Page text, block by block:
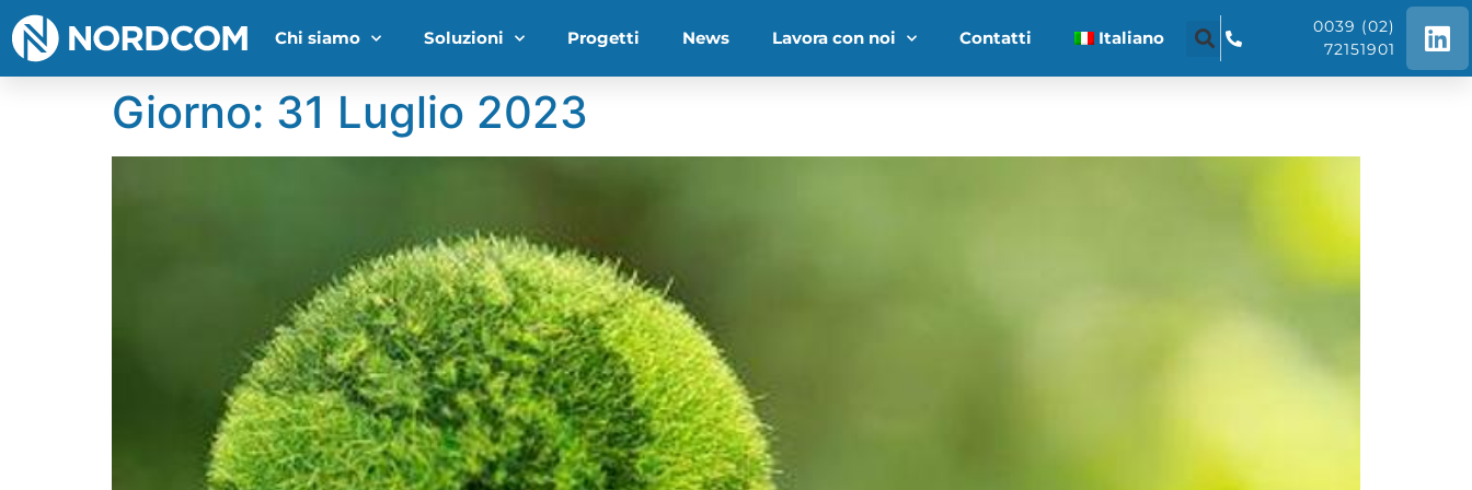
Chi siamo Soluzioni Progetti News Lavora con noi Contatti Italiano
0039 (02)
72151901
Giorno: 31 Luglio 2023